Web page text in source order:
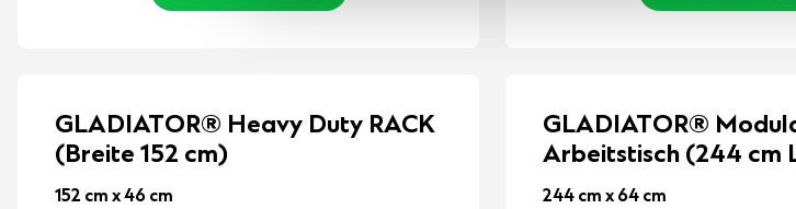
GLADIATOR® Heavy Duty RACK
(Breite 152 cm)
152 cm x 46 cm
GLADIATOR®
Arbeitstisch (244 cm
244 cm x 64 cm